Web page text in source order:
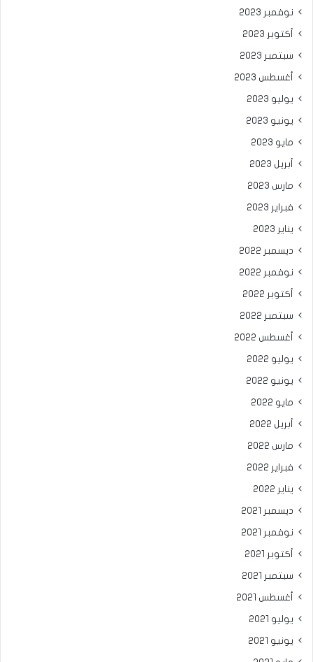
نوفمبر 2023
أكتوبر 2023
سبتمبر 2023
أغسطس 2023
يوليو 2023
يونيو 2023
مايو 2023
أبريل 2023
مارس 2023
فبراير 2023
يناير 2023
ديسمبر 2022
نوفمبر 2022
أكتوبر 2022
سبتمبر 2022
أغسطس 2022
يوليو 2022
يونيو 2022
مايو 2022
أبريل 2022
مارس 2022
فبراير 2022
يناير 2022
ديسمبر 2021
نوفمبر 2021
أكتوبر 2021
سبتمبر 2021
أغسطس 2021
يوليو 2021
يونيو 2021